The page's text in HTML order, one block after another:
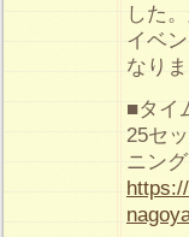
した
イベ
なりま
■タイ
25セ
ニン